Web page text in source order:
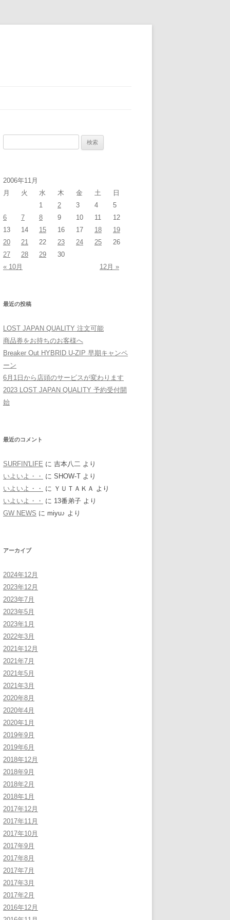
2006年11月
月
火 水 木 金 土
日
1
2 3 4
5
6
7 8 9 10 11
12
13
14 15 16 17 18
19
20
21 22 23 24 25
26
27
28 29
30
« 10月
12月 »
最近の投稿
LOST JAPAN QUALITY 注文可能
商品券をお持ちのお客様へ
Breaker Out HYBRID U-ZIP 早期キャンペ
ーン
6月1日から店頭のサービスが変わります
2023 LOST JAPAN QUALITY 予約受付開
始
最近のコメント
SURFIN'LIFE に 吉本八二 より
いよいよ・・
に SHOW-T より
いよいよ・・
に ＹＵＴＡＫＡ より
いよいよ・・
に 13番弟子 より
GW NEWS に miyu♪ より
アーカイブ
2024年12月
2023年12月
2023年7月
2023年5月
2023年1月
2022年3月
2021年12月
2021年7月
2021年5月
2021年3月
2020年8月
2020年4月
2020年1月
2019年9月
2019年6月
2018年12月
2018年9月
2018年2月
2018年1月
2017年12月
2017年11月
2017年10月
2017年9月
2017年8月
2017年7月
2017年3月
2017年2月
2016年12月